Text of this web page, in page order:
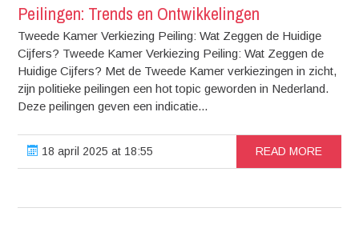
Peilingen: Trends en Ontwikkelingen
Tweede Kamer Verkiezing Peiling: Wat Zeggen de Huidige
Cijfers? Tweede Kamer Verkiezing Peiling: Wat Zeggen de
Huidige Cijfers? Met de Tweede Kamer verkiezingen in zicht,
zijn politieke peilingen een hot topic geworden in Nederland.
Deze peilingen geven een indicatie...
18 april 2025 at 18:55 READ MORE